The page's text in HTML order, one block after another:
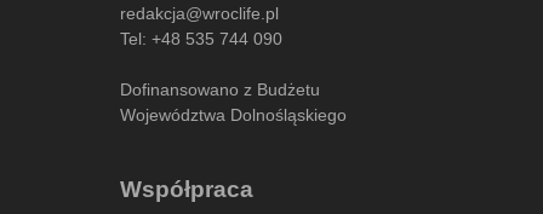
redakcja@wroclife.pl
Tel: +48 535 744 090
Dofinansowano z Budżetu
Województwa Dolnośląskiego
Współpraca